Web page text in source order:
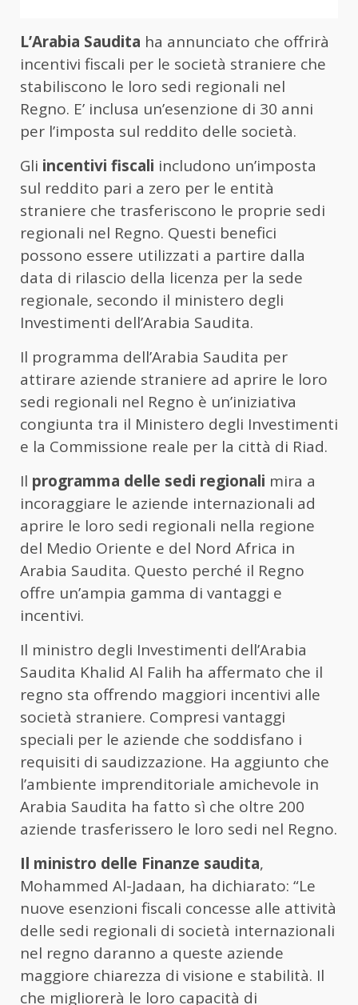
L’Arabia Saudita ha annunciato che offrirà
incentivi fiscali per le società straniere che
stabiliscono le loro sedi regionali nel
Regno. E’ inclusa un’esenzione di 30 anni
per l’imposta sul reddito delle società.
Gli incentivi fiscali includono un’imposta
sul reddito pari a zero per le entità
straniere che trasferiscono le proprie sedi
regionali nel Regno. Questi benefici
possono essere utilizzati a partire dalla
data di rilascio della licenza per la sede
regionale, secondo il ministero degli
Investimenti dell’Arabia Saudita.
Il programma dell’Arabia Saudita per
attirare aziende straniere ad aprire le loro
sedi regionali nel Regno è un’iniziativa
congiunta tra il Ministero degli Investimenti
e la Commissione reale per la città di Riad.
Il programma delle sedi regionali mira a
incoraggiare le aziende internazionali ad
aprire le loro sedi regionali nella regione
del Medio Oriente e del Nord Africa in
Arabia Saudita. Questo perché il Regno
offre un’ampia gamma di vantaggi e
incentivi.
Il ministro degli Investimenti dell’Arabia
Saudita Khalid Al Falih ha affermato che il
regno sta offrendo maggiori incentivi alle
società straniere. Compresi vantaggi
speciali per le aziende che soddisfano i
requisiti di saudizzazione. Ha aggiunto che
l’ambiente imprenditoriale amichevole in
Arabia Saudita ha fatto sì che oltre 200
aziende trasferissero le loro sedi nel Regno.
Il ministro delle Finanze saudita,
Mohammed Al-Jadaan, ha dichiarato: “Le
nuove esenzioni fiscali concesse alle attività
delle sedi regionali di società internazionali
nel regno daranno a queste aziende
maggiore chiarezza di visione e stabilità. Il
che migliorerà le loro capacità di